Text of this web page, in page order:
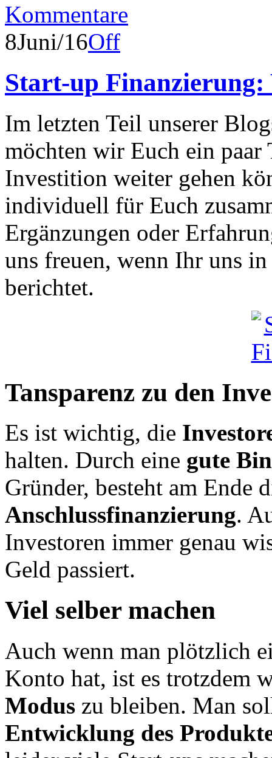
Kommentare
8Juni/16Off
Start-up Finanzierung:
Im letzten Teil unserer
möchten wir Euch ein paar
Investition weiter gehen
individuell für Euch
Ergänzungen oder
uns freuen, wenn Ihr uns
berichtet.
Tansparenz zu den
Es ist wichtig, die
halten. Durch eine gute
Gründer, besteht am Ende
Anschlussfinanzierung.
Investoren immer genau
Geld passiert.
Viel selber machen
Auch wenn man plötzlich
Konto hat, ist es trotzdem
Modus zu bleiben. Man
Entwicklung des